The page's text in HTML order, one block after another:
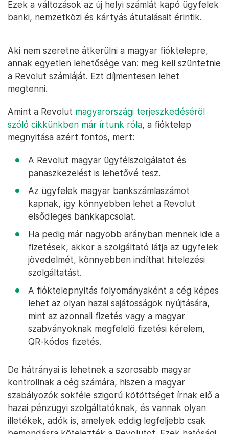
Ezek a változások az új helyi számlát kapó ügyfelek
banki, nemzetközi és kártyás átutalásait érintik.
Aki nem szeretne átkerülni a magyar fióktelepre,
annak egyetlen lehetősége van: meg kell szüntetnie
a Revolut számláját. Ezt díjmentesen lehet
megtenni.
Amint a Revolut magyarországi terjeszkedéséről
szóló cikkünkben már írtunk róla, a fióktelep
megnyitása azért fontos, mert:
A Revolut magyar ügyfélszolgálatot és
panaszkezelést is lehetővé tesz.
Az ügyfelek magyar bankszámlaszámot
kapnak, így könnyebben lehet a Revolut
elsődleges bankkapcsolat.
Ha pedig már nagyobb arányban mennek ide a
fizetések, akkor a szolgáltató látja az ügyfelek
jövedelmét, könnyebben indíthat hitelezési
szolgáltatást.
A fióktelepnyitás folyományaként a cég képes
lehet az olyan hazai sajátosságok nyújtására,
mint az azonnali fizetés vagy a magyar
szabványoknak megfelelő fizetési kérelem,
QR-kódos fizetés.
De hátrányai is lehetnek a szorosabb magyar
kontrollnak a cég számára, hiszen a magyar
szabályozók sokféle szigorú kötöttséget írnak elő a
hazai pénzügyi szolgáltatóknak, és vannak olyan
illetékek, adók is, amelyek eddig legfeljebb csak